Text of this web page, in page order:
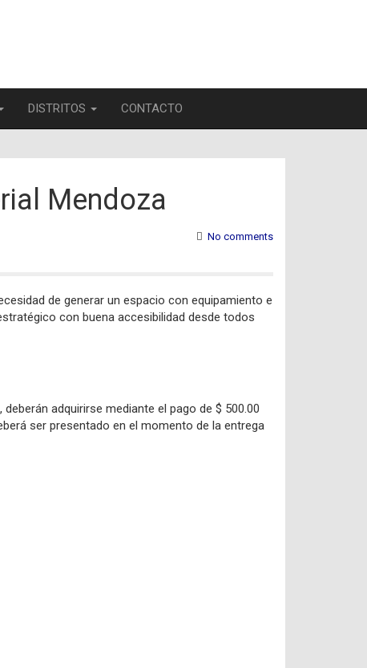
DISTRITOS CONTACTO
Mendoza
No comments
de generar un espacio con equipamiento e
con buena accesibilidad desde todos
adquirirse mediante el pago de $ 500.00
ser presen­tado en el momento de la entrega